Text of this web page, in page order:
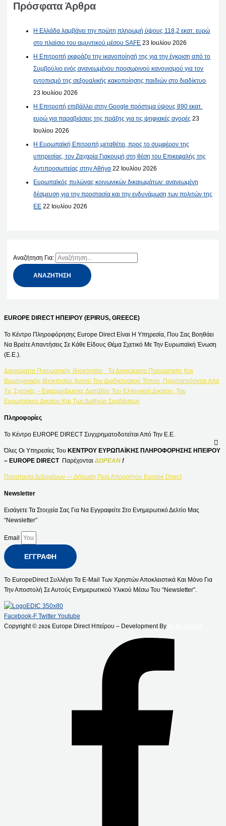
Πρόσφατα Άρθρα
Η Ελλάδα λαμβάνει την πρώτη πληρωμή ύψους 118,2 εκατ. ευρώ
στο πλαίσιο του αμυντικού μέσου SAFE 23 Ιουλίου 2026
Η Επιτροπή εκφράζει την ικανοποίησή της για την έγκριση από το
Συμβούλιο ενός ανανεωμένου προσωρινού κανονισμού για τον
εντοπισμό της σεξουαλικής κακοποίησης παιδιών στο διαδίκτυο
23 Ιουλίου 2026
Η Επιτροπή επιβάλλει στην Google πρόστιμα ύψους 890 εκατ.
ευρώ για παραβιάσεις της πράξης για τις ψηφιακές αγορές 23
Ιουλίου 2026
Η Ευρωπαϊκή Επιτροπή μεταθέτει, προς το συμφέρον της
υπηρεσίας, τον Ζαχαρία Γιακουμή στη θέση του Επικεφαλής της
Αντιπροσωπείας στην Αθήνα 22 Ιουλίου 2026
Ευρωπαϊκός πυλώνας κοινωνικών δικαιωμάτων: ανανεωμένη
δέσμευση για την προστασία και την ενδυνάμωση των πολιτών της
ΕΕ 22 Ιουλίου 2026
Αναζήτηση Για:
EUROPE DIRECT ΗΠΕΙΡΟΥ (EPIRUS, GREECE)
Το Κέντρο Πληροφόρησης Europe Direct Είναι Η Υπηρεσία, Που Σας Βοηθάει
Να Βρείτε Απαντήσεις Σε Κάθε Είδους Θέμα Σχετικό Με Την Ευρωπαϊκή Ένωση
(Ε.Ε.).
Δικαιώματα Πνευματικής Ιδιοκτησίας : Τα Δικαιώματα Πνευματικής Και
Βιομηχανικής Ιδιοκτησίας Αυτού Του Διαδικτυακού Τόπου, Προστατεύονται Από
Τις Σχετικές – Εφαρμοζόμενες Διατάξεις Του Ελληνικού Δικαίου, Του
Ευρωπαϊκού Δικαίου Και Των Διεθνών Συμβάσεων
Πληροφορίες
Το Κέντρο EUROPE DIRECT Συγχρηματοδοτείται Από Την Ε.Ε.
Όλες Οι Υπηρεσίες Του ΚΕΝΤΡΟΥ ΕΥΡΩΠΑΪΚΗΣ ΠΛΗΡΟΦΟΡΗΣΗΣ ΗΠΕΙΡΟΥ
– EUROPE DIRECT Παρέχονται ΔΩΡΕΑΝ !
Προστασία Δεδομένων — Δήλωση Περί Απορρήτου Europe Direct
Newsletter
Εισάγετε Τα Στοιχεία Σας Για Να Εγγραφείτε Στο Ενημερωτικό Δελτίο Μας
“Newsletter”
Email
ΕΓΓΡΑΦΉ
Το EuropeDirect Συλλέγει Τα E-Mail Των Χρηστών Αποκλειστικά Και Μόνο Για
Την Αποστολή Σε Αυτούς Ενημερωτικού Υλικού Μέσω Του “Newsletter”.
Facebook-F Twitter Youtube
Copyright © 2026 Europe Direct Ηπείρου – Development By